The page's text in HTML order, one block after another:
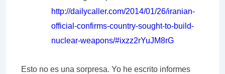
http://dailycaller.com/2014/01/26/iranian-
official-confirms-country-sought-to-build-
nuclear-weapons/#ixzz2rYuJM8rG
Esto no es una sorpresa. Yo he escrito informes